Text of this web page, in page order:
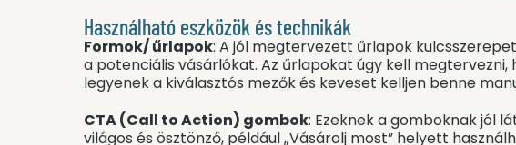
Használható eszközök és technikák
Formok/ űrlapok: A jól megtervezett űrlapok
a potenciális vásárlókat. Az űrlapokat úgy kell
legyenek a kiválasztós mezők és keveset kelljen benne
CTA (Call to Action) gombok: Ezeknek a gomboknak jól
világos és ösztönző, például „Vásárolj most” helyett